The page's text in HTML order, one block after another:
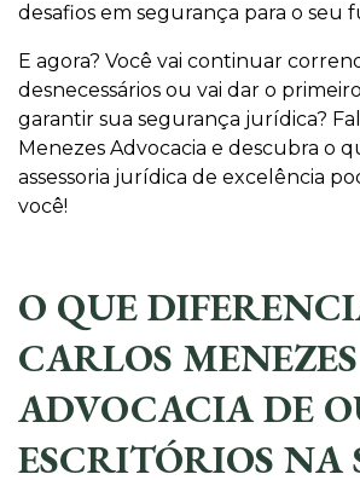
desafios em segurança para o seu
E agora? Você vai continuar
desnecessários ou vai dar o
garantir sua segurança jurídica?
Menezes Advocacia e descubra o
assessoria jurídica de excelência
você!
O QUE
CARLOS MENEZES
ADVOCACIA DE
ESCRITÓRIOS NA